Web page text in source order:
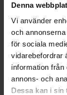
Denna
Vi använder
och
för sociala
vidarebefordrar
information från
annons- och
Dessa kan i sin
vägen för
Fredrik
Publicerad2026-